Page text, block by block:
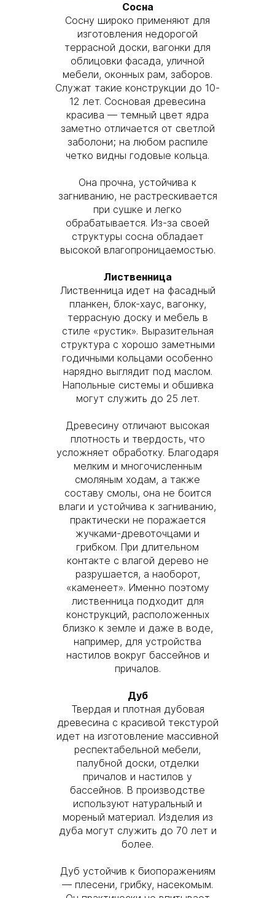
Сосна
Сосну широко применяют для
изготовления недорогой
террасной доски, вагонки для
облицовки фасада, уличной
мебели, оконных рам, заборов.
Служат такие конструкции до 10-
12 лет. Сосновая древесина
красива — темный цвет ядра
заметно отличается от светлой
заболони; на любом распиле
четко видны годовые кольца.
Она прочна, устойчива к
загниванию, не растрескивается
при сушке и легко
обрабатывается. Из-за своей
структуры сосна обладает
высокой влагопроницаемостью.
Лиственница
Лиственница идет на фасадный
планкен, блок-хаус, вагонку,
террасную доску и мебель в
стиле «рустик». Выразительная
структура с хорошо заметными
годичными кольцами особенно
нарядно выглядит под маслом.
Напольные системы и обшивка
могут служить до 25 лет.
Древесину отличают высокая
плотность и твердость, что
усложняет обработку. Благодаря
мелким и многочисленным
смоляным ходам, а также
составу смолы, она не боится
влаги и устойчива к загниванию,
практически не поражается
жучками-древоточцами и
грибком. При длительном
контакте с влагой дерево не
разрушается, а наоборот,
«каменеет». Именно поэтому
лиственница подходит для
конструкций, расположенных
близко к земле и даже в воде,
например, для устройства
настилов вокруг бассейнов и
причалов.
Дуб
Твердая и плотная дубовая
древесина с красивой текстурой
идет на изготовление массивной
респектабельной мебели,
палубной доски, отделки
причалов и настилов у
бассейнов. В производстве
используют натуральный и
мореный материал. Изделия из
дуба могут служить до 70 лет и
более.
Дуб устойчив к биопоражениям
— плесени, грибку, насекомым.